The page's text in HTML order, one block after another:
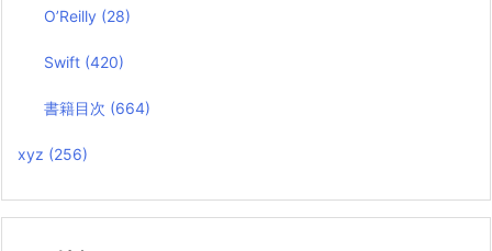
O’Reilly (28)
Swift (420)
書籍目次 (664)
xyz (256)